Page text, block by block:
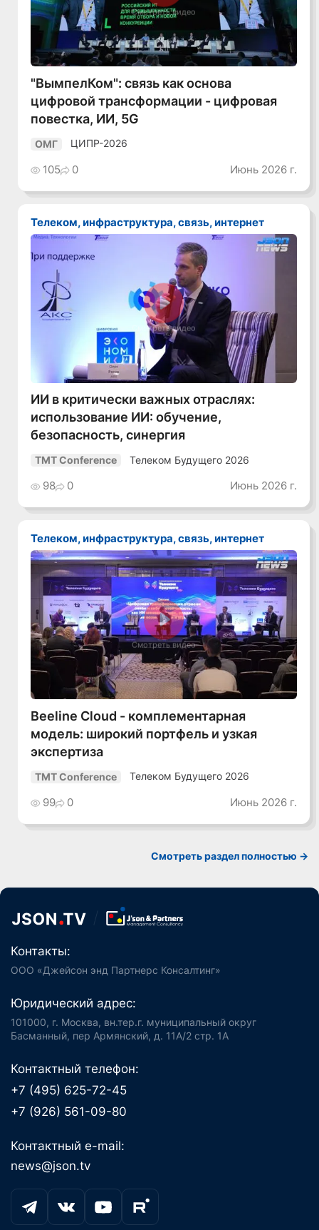
Смотреть видео
"ВымпелКом": связь как основа
цифровой трансформации - цифровая
повестка, ИИ, 5G
ОМГ ЦИПР-2026
105 0 Июнь 2026 г.
Телеком, инфраструктура, связь, интернет
Смотреть видео
ИИ в критически важных отраслях:
использование ИИ: обучение,
безопасность, синергия
TMT Conference Телеком Будущего 2026
98 0 Июнь 2026 г.
Телеком, инфраструктура, связь, интернет
Смотреть видео
Beeline Cloud - комплементарная
модель: широкий портфель и узкая
экспертиза
TMT Conference Телеком Будущего 2026
99 0 Июнь 2026 г.
Смотреть раздел полностью ->
Контакты:
ООО «Джейсон энд Партнерс Консалтинг»
Юридический адрес:
101000, г. Москва, вн.тер.г. муниципальный округ
Басманный, пер Армянский, д. 11А/2 стр. 1А
Контактный телефон:
+7 (495) 625-72-45
+7 (926) 561-09-80
Контактный e-mail:
news@json.tv